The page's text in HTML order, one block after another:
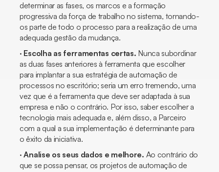
determinar as fases, os marcos e a formação
progressiva da força de trabalho no sistema, tornando-
os parte de todo o processo para a realização de uma
adequada gestão da mudança.
· Escolha as ferramentas certas. Nunca subordinar
as duas fases anteriores à ferramenta que escolher
para implantar a sua estratégia de automação de
processos no escritório; seria um erro tremendo, uma
vez que é a ferramenta que deve ser adaptada à sua
empresa e não o contrário. Por isso, saber escolher a
tecnologia mais adequada e, além disso, a Parceiro
com a qual a sua implementação é determinante para
o êxito da iniciativa.
·Analise os seus dados e melhore. Ao contrário do
que se possa pensar, os projetos de automação de